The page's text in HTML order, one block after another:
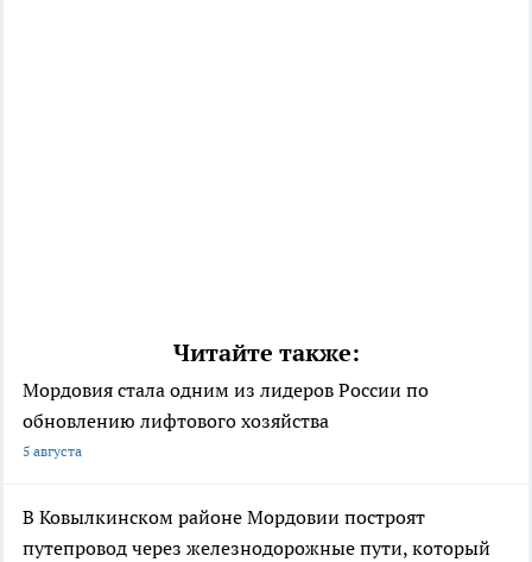
Читайте также:
Мордовия стала одним из лидеров России по
обновлению лифтового хозяйства
5 августа
В Ковылкинском районе Мордовии построят
путепровод через железнодорожные пути, который